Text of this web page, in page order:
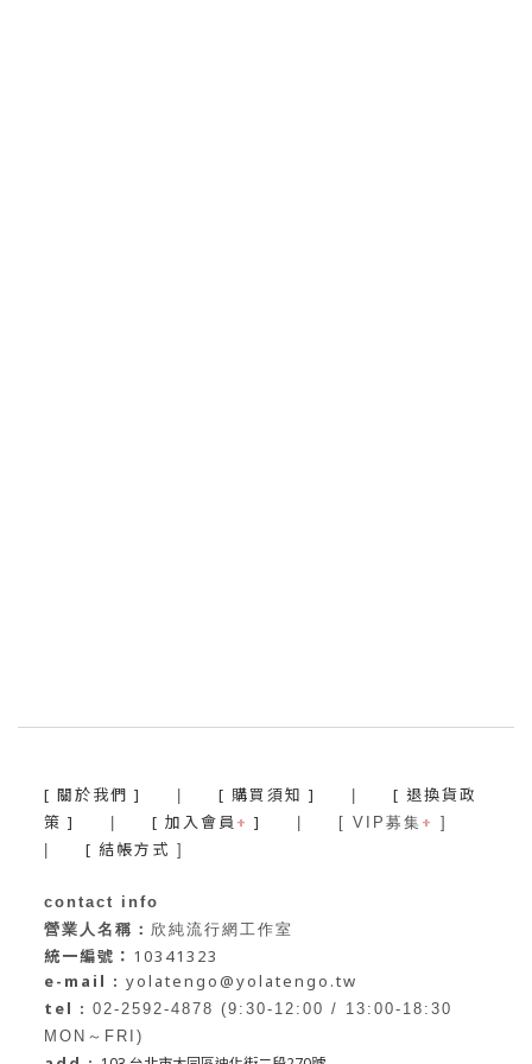
[ 關於我們 ] [ 購買須知 ]
[ 退換貨政
策 ]
[ 加入會員 + ] | [ VIP募集 + ]
[ 結帳方式 ]
contact info
營業人名稱： 欣純流行網工作室
統一編號： 10341323
e-mail : yolatengo@yolatengo.tw
tel : 02-2592-4878 (9:30-12:00 / 13:00-18:30
MON～FRI)